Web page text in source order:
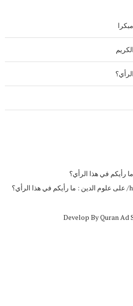
رأيكم في هذا الرأي؟
على علوم الدين : ما رأيكم في هذا الرأي؟